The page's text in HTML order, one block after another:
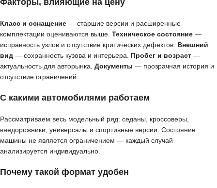
Факторы, влияющие на цену
Класс и оснащение — старшие версии и расширенные
комплектации оцениваются выше. Техническое состояние —
исправность узлов и отсутствие критических дефектов. Внешний
вид — сохранность кузова и интерьера. Пробег и возраст —
актуальность для авторынка. Документы — прозрачная история и
отсутствие ограничений.
С какими автомобилями работаем
Рассматриваем весь модельный ряд: седаны, кроссоверы,
внедорожники, универсалы и спортивные версии. Состояние
машины не является ограничением — каждый случай
анализируется индивидуально.
Почему такой формат удобен